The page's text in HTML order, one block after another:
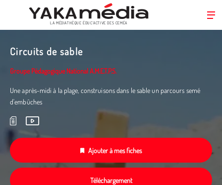
principal
LA MÉDIATHÈQUE ÉDUC’ACTIVE DES CEMÉA
Circuits de sable
Groupe Pédagogique National A.M.E.T.P.S.
Une après-midi à la plage, construisons dans le sable un parcours semé
d'embûches
Ajouter à mes fiches
Téléchargement